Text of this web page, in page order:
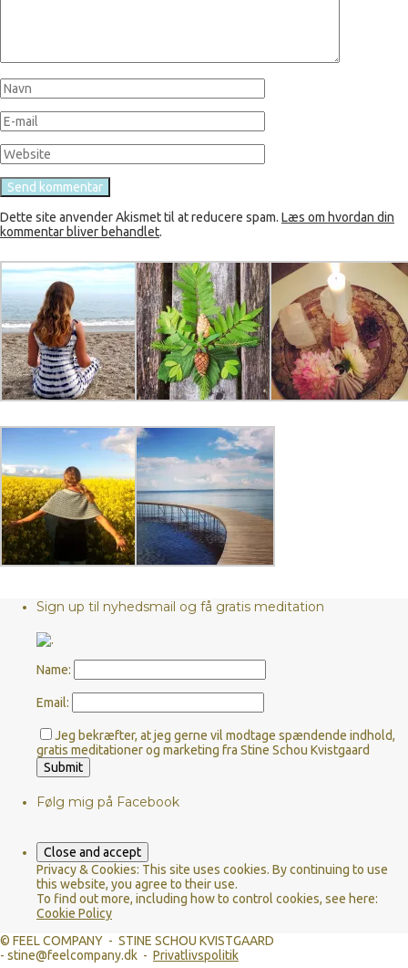
Dette site anvender Akismet til at reducere spam. Læs om hvordan din
kommentar bliver behandlet.
Sign up til nyhedsmail og få gratis meditation
Name:
Email:
Jeg bekræfter, at jeg gerne vil modtage spændende indhold,
gratis meditationer og marketing fra Stine Schou Kvistgaard
Følg mig på Facebook
Privacy & Cookies: This site uses cookies. By continuing to use
this website, you agree to their use.
To find out more, including how to control cookies, see here:
Cookie Policy
© FEEL COMPANY - STINE SCHOU KVISTGAARD
- stine@feelcompany.dk - Privatlivspolitik